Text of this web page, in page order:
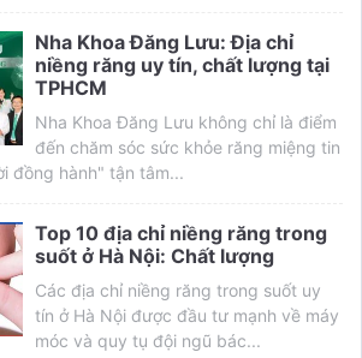
Nha Khoa Đăng Lưu: Địa chỉ
niềng răng uy tín, chất lượng tại
TPHCM
Nha Khoa Đăng Lưu không chỉ là điểm
đến chăm sóc sức khỏe răng miệng tin
đồng hành" tận tâm...
Top 10 địa chỉ niềng răng trong
suốt ở Hà Nội: Chất lượng
Các địa chỉ niềng răng trong suốt uy
tín ở Hà Nội được đầu tư mạnh về máy
móc và quy tụ đội ngũ bác...